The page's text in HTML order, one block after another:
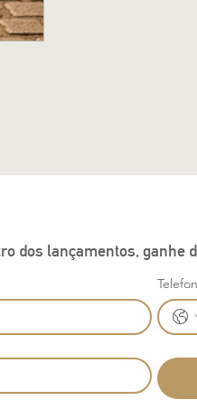
dos lançamentos, ganhe